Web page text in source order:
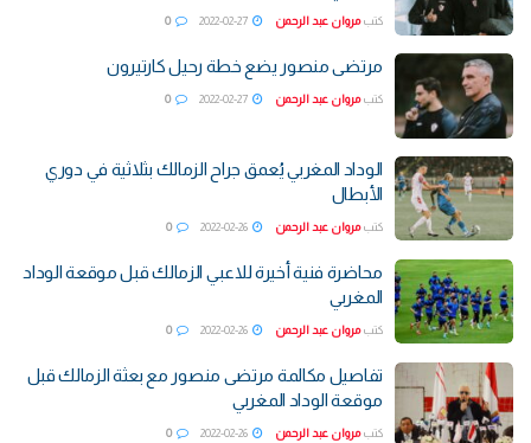
كتب مروان عبد الرحمن 0
مرتضى منصور يضع خطة رحيل كارتيرون
كتب مروان عبد الرحمن 0
الوداد المغربي يُعمق جراح الزمالك بثلاثية في دوري
الأبطال
كتب مروان عبد الرحمن 0
محاضرة فنية أخيرة للاعبي الزمالك قبل موقعة الوداد
المغربي
كتب مروان عبد الرحمن 0
تفاصيل مكالمة مرتضى منصور مع بعثة الزمالك قبل
موقعة الوداد المغربي
كتب مروان عبد الرحمن 0